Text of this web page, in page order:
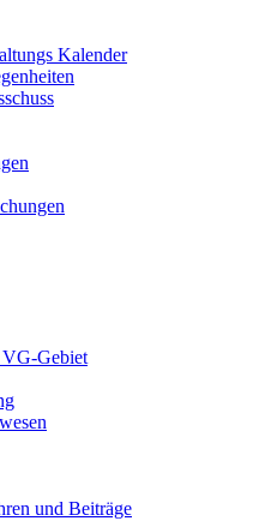
Kalender
VG-Gebiet
und Beiträge